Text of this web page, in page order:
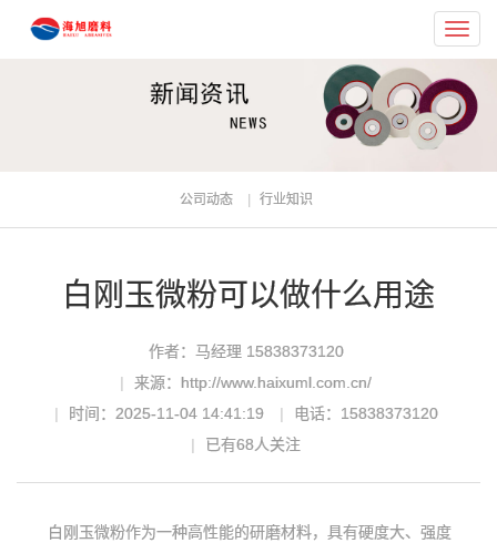
公司动态 行业知识
白刚玉微粉可以做什么用途
作者：马经理 15838373120
来源：http://www.haixuml.com.cn/
时间：2025-11-04 14:41:19
电话：15838373120
已有68人关注
白刚玉微粉作为一种高性能的研磨材料，具有硬度大、强度